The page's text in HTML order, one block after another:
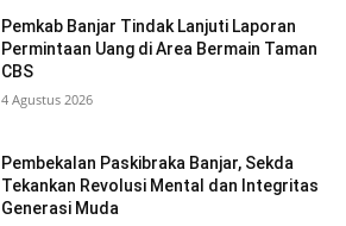
Pemkab Banjar Tindak Lanjuti Laporan
Permintaan Uang di Area Bermain Taman
CBS
4 Agustus 2026
Pembekalan Paskibraka Banjar, Sekda
Tekankan Revolusi Mental dan Integritas
Generasi Muda